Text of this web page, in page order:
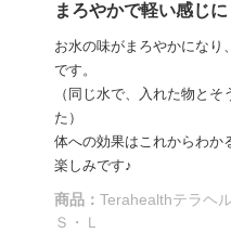
まろやかで軽い感じに
お水の味がまろやかになり
です。
（同じ水で、入れた物と
た）
体への効果はこれからわか
楽しみです♪
商品： Terahealthテラヘ
Ｓ・Ｌ